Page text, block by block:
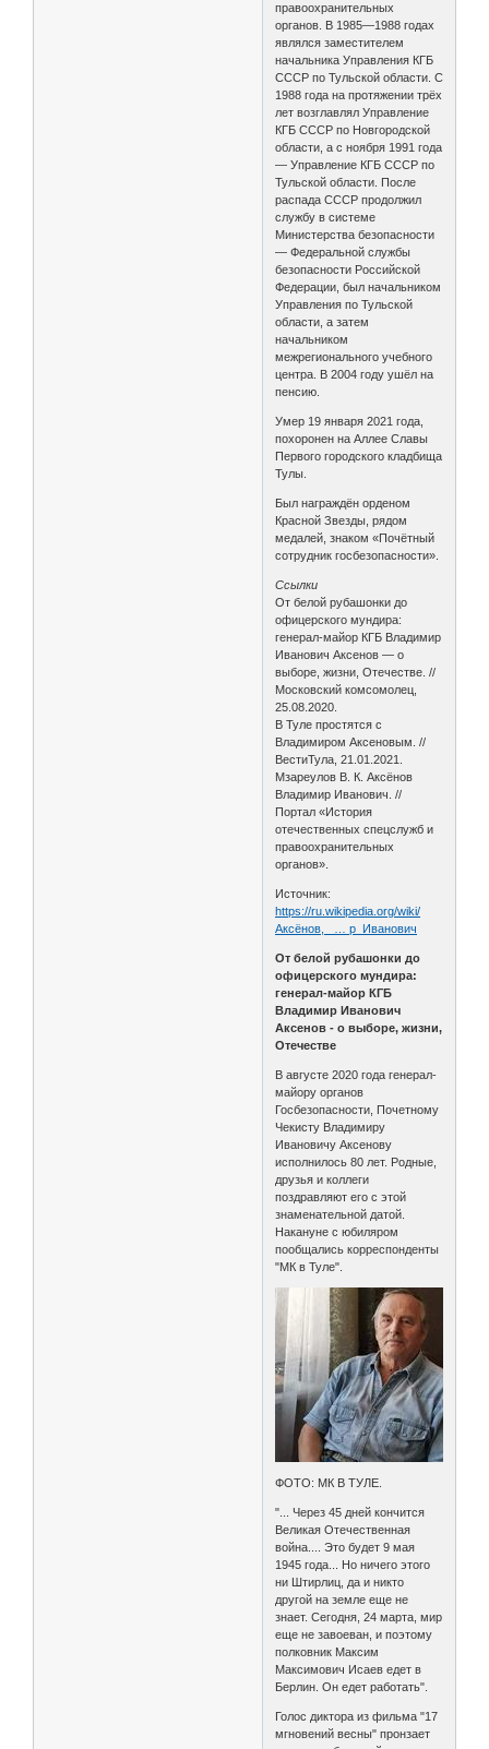
правоохранительных
органов. В 1985—1988 годах
являлся заместителем
начальника Управления КГБ
СССР по Тульской области. С
1988 года на протяжении трёх
лет возглавлял Управление
КГБ СССР по Новгородской
области, а с ноября 1991 года
— Управление КГБ СССР по
Тульской области. После
распада СССР продолжил
службу в системе
Министерства безопасности
— Федеральной службы
безопасности Российской
Федерации, был начальником
Управления по Тульской
области, а затем
начальником
межрегионального учебного
центра. В 2004 году ушёл на
пенсию.
Умер 19 января 2021 года,
похоронен на Аллее Славы
Первого городского кладбища
Тулы.
Был награждён орденом
Красной Звезды, рядом
медалей, знаком «Почётный
сотрудник госбезопасности».
Ссылки
От белой рубашонки до
офицерского мундира:
генерал-майор КГБ Владимир
Иванович Аксенов — о
выборе, жизни, Отечестве. //
Московский комсомолец,
25.08.2020.
В Туле простятся с
Владимиром Аксеновым. //
ВестиТула, 21.01.2021.
Мзареулов В. К. Аксёнов
Владимир Иванович. //
Портал «История
отечественных спецслужб и
правоохранительных
органов».
Источник:
https://ru.wikipedia.org/wiki/
Аксёнов,_ … р_Иванович
От белой рубашонки до
офицерского мундира:
генерал-майор КГБ
Владимир Иванович
Аксенов - о выборе, жизни,
Отечестве
В августе 2020 года генерал-
майору органов
Госбезопасности, Почетному
Чекисту Владимиру
Ивановичу Аксенову
исполнилось 80 лет. Родные,
друзья и коллеги
поздравляют его с этой
знаменательной датой.
Накануне с юбиляром
пообщались корреспонденты
"МК в Туле".
ФОТО: МК В ТУЛЕ.
"... Через 45 дней кончится
Великая Отечественная
война.... Это будет 9 мая
1945 года... Но ничего этого
ни Штирлиц, да и никто
другой на земле еще не
знает. Сегодня, 24 марта, мир
еще не завоеван, и поэтому
полковник Максим
Максимович Исаев едет в
Берлин. Он едет работать".
Голос диктора из фильма "17
мгновений весны" пронзает